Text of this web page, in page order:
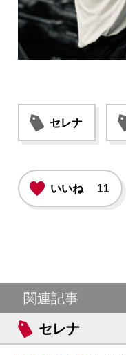
セレナ
いいね 11
関連記事
セレナ